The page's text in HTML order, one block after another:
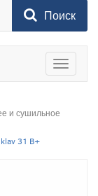
Поиск
Toggle
и сушильное
31 B+